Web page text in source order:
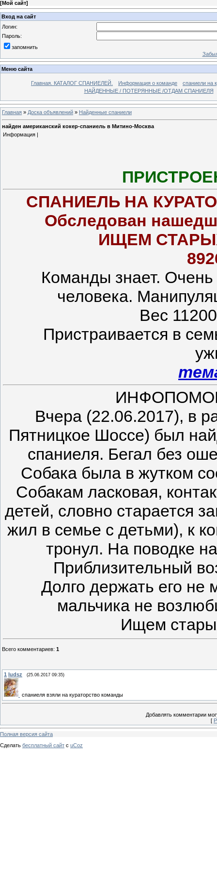
[Мой сайт]
Вход на сайт
Логин:
Пароль:
запомнить
Меню сайта
Главная. КАТАЛОГ СПАНИЕЛЕЙ. Информация о команде
спаниели на
НАЙДЕННЫЕ / ПОТЕРЯННЫЕ /ОТДАМ СПАНИЕЛЯ
Главная » Доска объявлений » Найденные спаниели
найден американский кокер-спаниель в Митино-Москва
Информация |
СПАНИЕЛЬ НА
Обследован
ИЩЕМ
Команды знает.
человека.
Вес
Пристраивается в
Вчера (22.06.2017), в
Пятницкое Шоссе) был
спаниеля. Бегал без
Собака была в жутком
Собакам ласковая,
детей, словно старается
жил в семье с детьми), к
тронул. На поводке
Приблизительный
Долго держать его не
мальчика не
Ищем
Всего комментариев: 1
1 ludsz (25.06.2017 09:35)
спаниеля взяли на кураторство команды
Добавлять комментарии
[
Полная версия сайта
Сделать бесплатный сайт с uCoz